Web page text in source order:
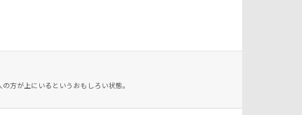
方が上にいるというおもしろい状態。